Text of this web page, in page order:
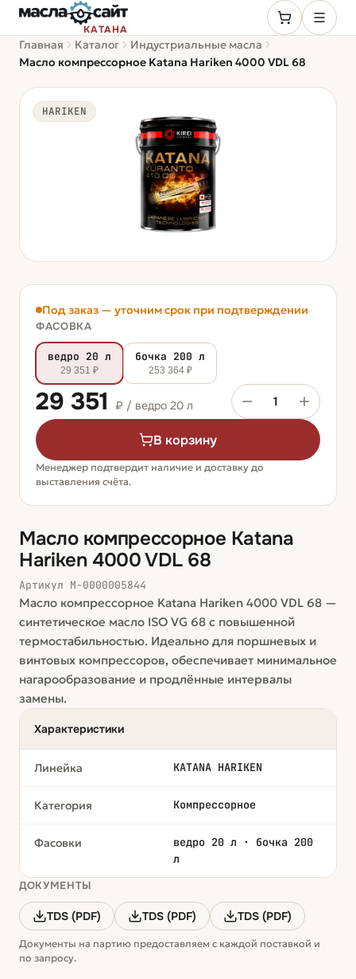
КАТАНА
Главная Каталог
Индустриальные масла
Масло компрессорное Katana Hariken 4000 VDL 68
HARIKEN
Масло компрессорное Katana
Hariken 4000 VDL 68
Артикул М-0000005844
Масло компрессорное Katana Hariken 4000 VDL 68 —
синтетическое масло ISO VG 68 с повышенной
термостабильностью. Идеально для поршневых и
винтовых компрессоров, обеспечивает минимальное
нагарообразование и продлённые интервалы
замены.
Характеристики
Линейка KATANA HARIKEN
Категория Компрессорное
Фасовки
ведро 20 л · бочка 200
л
ДОКУМЕНТЫ
TDS (PDF) TDS (PDF) TDS (PDF)
Документы на партию предоставляем с каждой поставкой и
по запросу.
Под заказ — уточним срок при подтверждении
ФАСОВКА
ведро 20 л
29 351 ₽
бочка 200 л
253 364 ₽
29 351 ₽ / ведро 20 л 1
В корзину
Менеджер подтвердит наличие и доставку до
выставления счёта.